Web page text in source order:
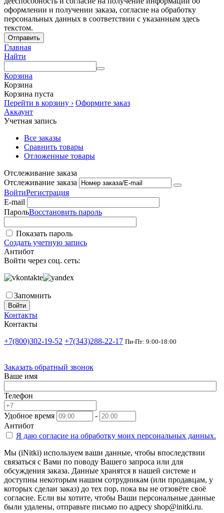
оформлении и получении заказа, согласие на обработку
персональных данных в соответствии с указанным здесь
текстом.
Отправить
Главная
Найти
Корзина
Корзина
Корзина пуста
Перейти в корзину › Оформите заказ
Аккаунт
Учетная запись
Все заказы
Сравнить товары
Отложенные товары
Отслеживание заказа
Отслеживание заказа
ВойтиРегистрация
E-mail
ПарольВосстановить пароль
Показать пароль
Создать учетную запись
Антибот
Войти через соц. сеть:
Запомнить
Войти
Контакты
Контакты
+7(800)302-19-52 +7(343)288-22-17 Пн-Пт: 9:00-18:00
Заказать обратный звонок
Ваше имя
Телефон
Удобное время
-
Антибот
Я даю согласие на обработку моих персональных данных.
Мы (iNitki) используем ваши данные, чтобы впоследствии
связаться с Вами по поводу Вашего запроса или для
обсуждения заказа. Данные хранятся в нашей системе и
доступны некоторым нашим сотрудникам (или продавцам, у
которых сделан заказ) до тех пор, пока вы не отзовёте своё
согласие. Если вы хотите, чтобы Ваши персональные данные
были удалены, отправьте письмо по адресу shop@initki.ru.